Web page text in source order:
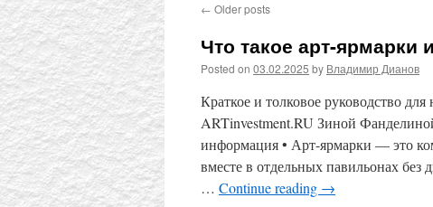
← Older posts
Что такое арт-ярмарки
Posted on 03.02.2025 by Владимир Дианов
Краткое и толковое руководство
ARTinvestment.RU Зиной
информация • Арт-ярмарки — это
вместе в отдельных павильонах
… Continue reading →